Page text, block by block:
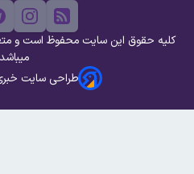
کلیه حقوق این سایت محفوظ است و
میباشد
طراحی سایت